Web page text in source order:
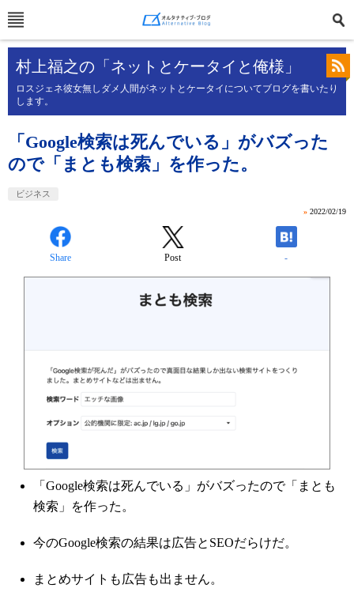
村上福之の「ネットとケータイと俺様」
ロスジェネ彼女無しダメ人間がネットとケータイについてブログを書いたり
します。
「Google検索は死んでいる」がバズった
ので「まとも検索」を作った。
ビジネス
» 2022/02/19
Share Post -
「Google検索は死んでいる」がバズったので「まとも
検索」を作った。
今のGoogle検索の結果は広告とSEOだらけだ。
まとめサイトも広告も出ません。